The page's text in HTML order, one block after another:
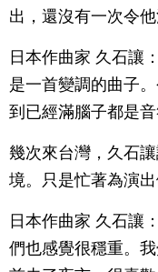
出，還沒有一次令他
日本作曲家 久石讓
是一首變調的曲子
到已經滿腦子都是音
幾次來台灣，久石
境。只是忙著為演
日本作曲家 久石讓
們也感覺很穩重。